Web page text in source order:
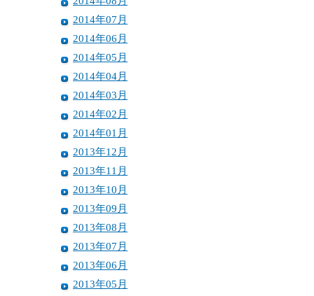
2014年07月
2014年06月
2014年05月
2014年04月
2014年03月
2014年02月
2014年01月
2013年12月
2013年11月
2013年10月
2013年09月
2013年08月
2013年07月
2013年06月
2013年05月